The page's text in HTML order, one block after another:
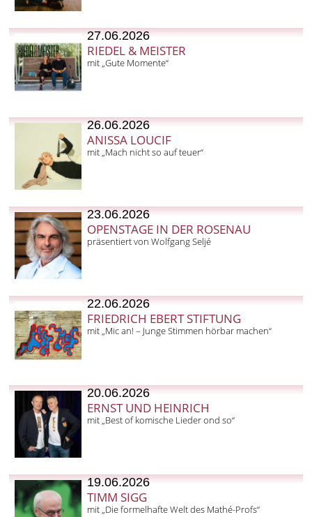
27.06.2026
RIEDEL & MEISTER
mit „Gute Momente“
26.06.2026
ANISSA LOUCIF
mit „Mach nicht so auf teuer“
23.06.2026
OPENSTAGE IN DER ROSENAU
präsentiert von Wolfgang Seljé
22.06.2026
FRIEDRICH EBERT STIFTUNG
mit „Mic an! – Junge Stimmen hörbar machen“
20.06.2026
ERNST UND HEINRICH
mit „Best of komische Lieder ond so“
19.06.2026
TIMM SIGG
mit „Die formelhafte Welt des Mathé-Profs“